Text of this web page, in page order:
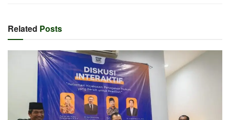
Related Posts